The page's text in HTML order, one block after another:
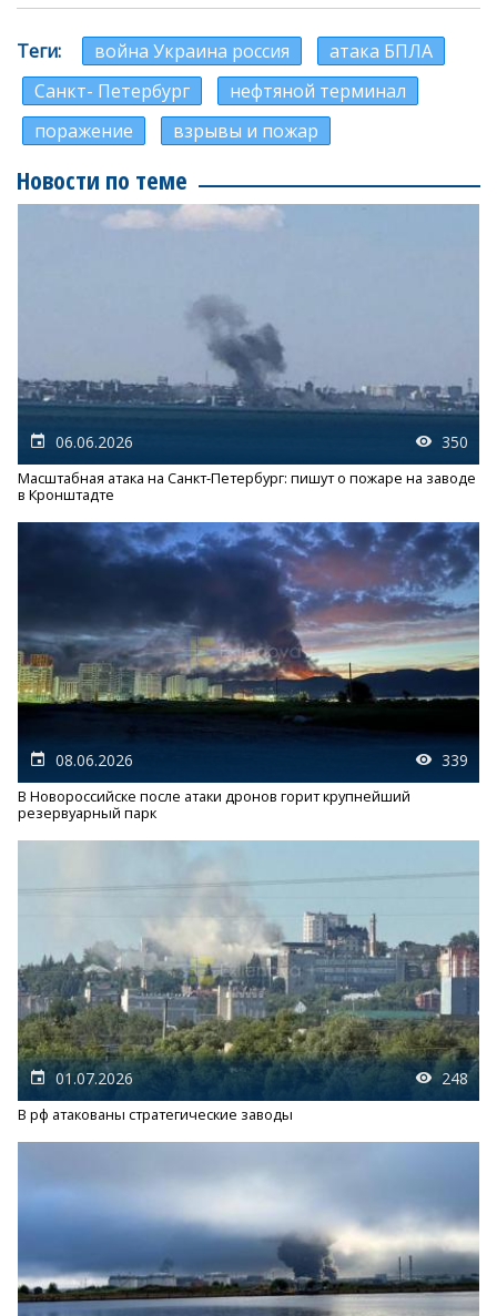
Теги война Украина россия
атака БПЛА
Санкт- Петербург
нефтяной терминал
поражение
взрывы и пожар
Новости по теме
06.06.2026 350
Масштабная атака на Санкт-Петербург: пишут о пожаре на заводе
в Кронштадте
08.06.2026 339
В Новороссийске после атаки дронов горит крупнейший
резервуарный парк
01.07.2026 248
В рф атакованы стратегические заводы